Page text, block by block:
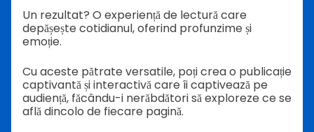
Un rezultat? O experiență de lectură care
depășește cotidianul, oferind profunzime și
emoție.
Cu aceste pătrate versatile, poți crea o publicație
captivantă și interactivă care îi captivează pe
audiență, făcându-i nerăbdători să exploreze ce se
află dincolo de fiecare pagină.